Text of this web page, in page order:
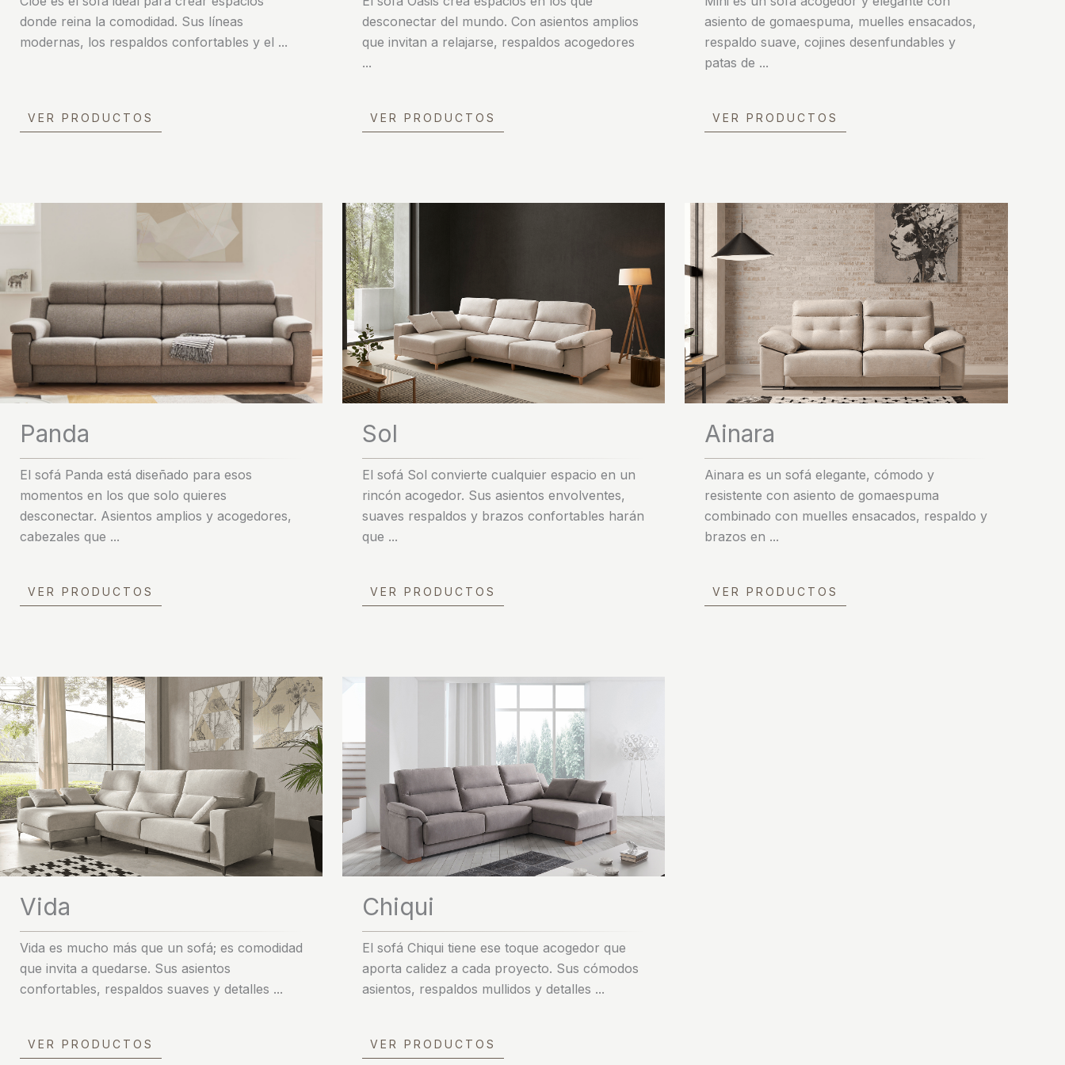
donde reina la comodidad. Sus líneas
modernas, los respaldos confortables y el ...
VER PRODUCTOS
desconectar del mundo. Con asientos amplios
que invitan a relajarse, respaldos acogedores
...
VER PRODUCTOS
asiento de gomaespuma, muelles ensacados,
respaldo suave, cojines desenfundables y
patas de ...
VER PRODUCTOS
Panda
El sofá Panda está diseñado para esos
momentos en los que solo quieres
desconectar. Asientos amplios y acogedores,
cabezales que ...
VER PRODUCTOS
Sol
El sofá Sol convierte cualquier espacio en un
rincón acogedor. Sus asientos envolventes,
suaves respaldos y brazos confortables harán
que ...
VER PRODUCTOS
Ainara
Ainara es un sofá elegante, cómodo y
resistente con asiento de gomaespuma
combinado con muelles ensacados, respaldo y
brazos en ...
VER PRODUCTOS
Vida
Vida es mucho más que un sofá; es comodidad
que invita a quedarse. Sus asientos
confortables, respaldos suaves y detalles ...
VER PRODUCTOS
Chiqui
El sofá Chiqui tiene ese toque acogedor que
aporta calidez a cada proyecto. Sus cómodos
asientos, respaldos mullidos y detalles ...
VER PRODUCTOS